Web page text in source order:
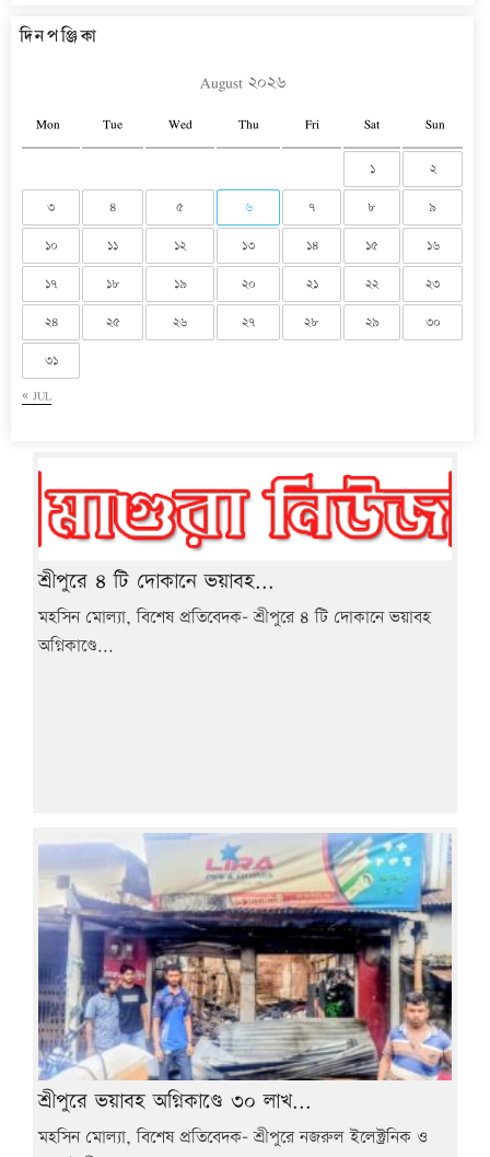
দিনপঞ্জিকা
August ২০২৬
Mon Tue Wed Thu Fri Sat Sun
« JUL
১ ২
৩ ৪ ৫ ৬ ৭ ৮ ৯
১০ ১১ ১২ ১৩ ১৪ ১৫ ১৬
১৭ ১৮ ১৯ ২০ ২১ ২২ ২৩
২৪ ২৫ ২৬ ২৭ ২৮ ২৯ ৩০
৩১
শ্রীপুরে ৪ টি দোকানে ভয়াবহ...
মহসিন মোল্যা, বিশেষ প্রতিবেদক- শ্রীপুরে ৪ টি দোকানে ভয়াবহ
অগ্নিকাণ্ডে...
শ্রীপুরে ভয়াবহ অগ্নিকাণ্ডে ৩০ লাখ...
মহসিন মোল্যা, বিশেষ প্রতিবেদক- শ্রীপুরে নজরুল ইলেক্ট্রনিক ও